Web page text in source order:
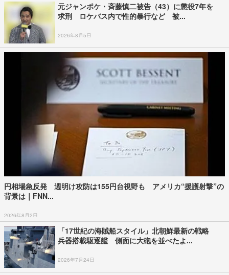
元ジャンポケ・斉藤慎二被告（43）に懲役7年を
求刑 ロケバス内で性的暴行など 被...
2026年8月5日
円相場急反発 週明け攻防は155円台視野も アメリカ“援護射撃”の
背景は｜FNN...
2026年8月2日
「17世紀の海賊船スタイル」北朝鮮最新の戦略
兵器搭載駆逐艦 側面に大砲を並べたよ...
2026年7月24日